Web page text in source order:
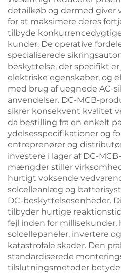
detailkøb og dermed giver
for at maksimere deres
tilbyde
kunder. De operative
specialiserede
beskyttelse, der specifikt
elektriske egenskaber, og
med brug af uegnede AC-
anvendelser. DC-MCB-
sikrer konsekvent kvalitet
da bestilling fra en enkelt
ydelsesspecifikationer og
entreprenører og
investere i lager af DC-
mængder stiller
hurtigt voksende
solcelleanlæg og
DC-beskyttelsesenheder.
tilbyder hurtige
fejl inden for
solcellepaneler, invertere
katastrofale skader. Den
standardiserede
tilslutningsmetoder